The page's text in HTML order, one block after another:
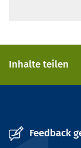
Inhalte teilen
Feedback